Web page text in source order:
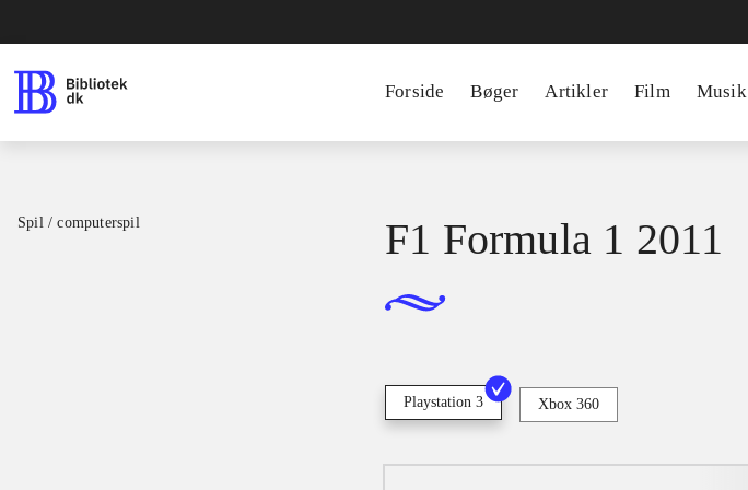
Forside Bøger Artikler Film Musik
Spil / computerspil F1 Formula 1 2011
Playstation 3 Xbox 360